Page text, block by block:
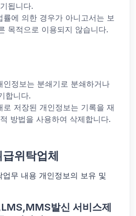
됩니다.
에 의한 경우가 아니고서는 보
목적으로 이용되지 않습니다.
정보는 분쇄기로 분쇄하거나
합니다.
저장된 개인정보는 기록을 재
방법을 사용하여 삭제합니다.
위탁업체
업무 내용 개인정보의 보유 및
발신 서비스제